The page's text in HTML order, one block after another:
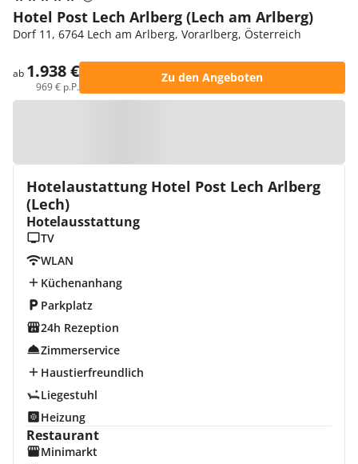
Hotel Post Lech Arlberg (Lech am Arlberg)
Dorf 11, 6764 Lech am Arlberg, Vorarlberg, Österreich
ab 1.938 €
969 € p.P.
Zu den Angeboten
Hotelaustattung Hotel Post Lech Arlberg
(Lech)
Hotelausstattung
TV
WLAN
Küchenanhang
Parkplatz
24h Rezeption
Zimmerservice
Haustierfreundlich
Liegestuhl
Heizung
Restaurant
Minimarkt